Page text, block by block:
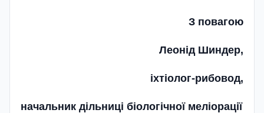
З повагою
Леонід Шиндер,
іхтіолог-рибовод,
начальник дільниці біологічної меліорації